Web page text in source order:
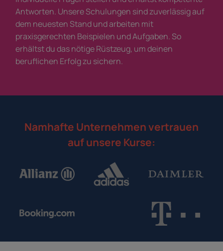
Antworten. Unsere Schulungen sind zuverlässig auf
dem neuesten Stand und arbeiten mit
praxisgerechten Beispielen und Aufgaben. So
erhältst du das nötige Rüstzeug, um deinen
beruflichen Erfolg zu sichern.
Namhafte Unternehmen vertrauen
auf unsere Kurse: